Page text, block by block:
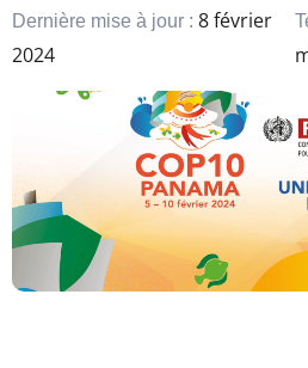
Dernière mise à jour : 8 février
2024